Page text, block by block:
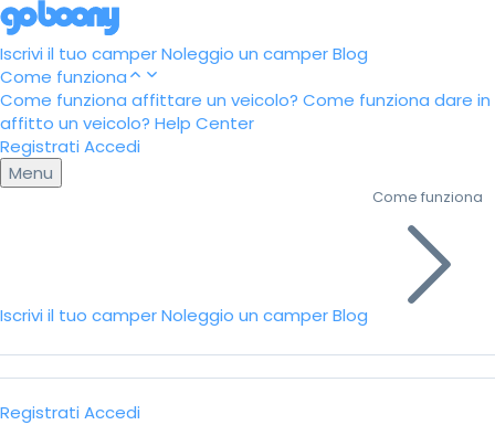
Iscrivi il tuo camperNoleggio un camperBlog
Come funziona
Come funziona affittare un veicolo? Come funziona dare in
affitto un veicolo? Help Center
Registrati Accedi
Menu
Iscrivi il tuo camperNoleggio un camperBlog
Come funziona
Registrati Accedi